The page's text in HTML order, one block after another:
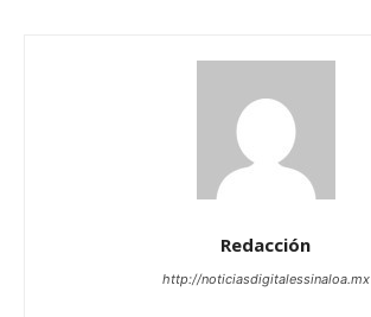
Redacción
http://noticiasdigitalessinaloa.mx